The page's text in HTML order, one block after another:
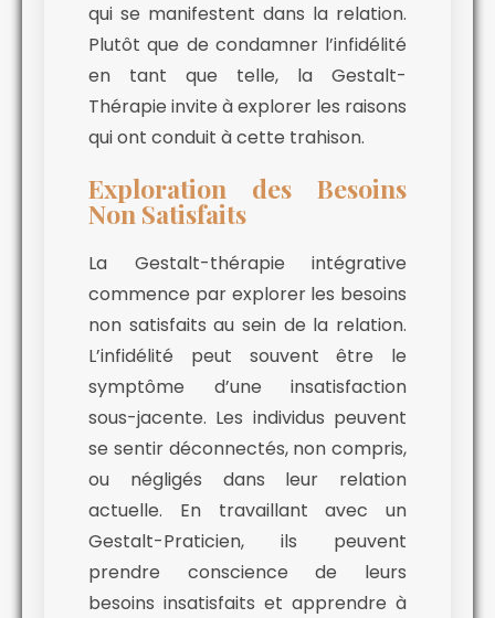
qui se manifestent dans la relation.
Plutôt que de condamner l’infidélité
en tant que telle, la Gestalt-
Thérapie invite à explorer les raisons
qui ont conduit à cette trahison.
Exploration des Besoins
Non Satisfaits
La Gestalt-thérapie intégrative
commence par explorer les besoins
non satisfaits au sein de la relation.
L’infidélité peut souvent être le
symptôme d’une insatisfaction
sous-jacente. Les individus peuvent
se sentir déconnectés, non compris,
ou négligés dans leur relation
actuelle. En travaillant avec un
Gestalt-Praticien, ils peuvent
prendre conscience de leurs
besoins insatisfaits et apprendre à